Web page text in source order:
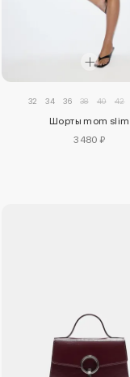
32 34 36 38 40 42
Шорты mom slim
3480 ₽